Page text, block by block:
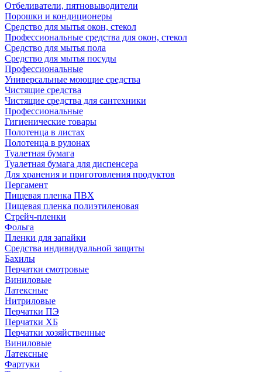
Отбеливатели, пятновыводители
Порошки и кондиционеры
Средство для мытья окон, стекол
Профессиональные средства для окон, стекол
Средство для мытья пола
Средство для мытья посуды
Профессиональные
Универсальные моющие средства
Чистящие средства
Чистящие средства для сантехники
Профессиональные
Гигиенические товары
Полотенца в листах
Полотенца в рулонах
Туалетная бумага
Туалетная бумага для диспенсера
Для хранения и приготовления продуктов
Пергамент
Пищевая пленка ПВХ
Пищевая пленка полиэтиленовая
Стрейч-пленки
Фольга
Пленки для запайки
Средства индивидуальной защиты
Бахилы
Перчатки смотровые
Виниловые
Латексные
Нитриловые
Перчатки ПЭ
Перчатки ХБ
Перчатки хозяйственные
Виниловые
Латексные
Фартуки